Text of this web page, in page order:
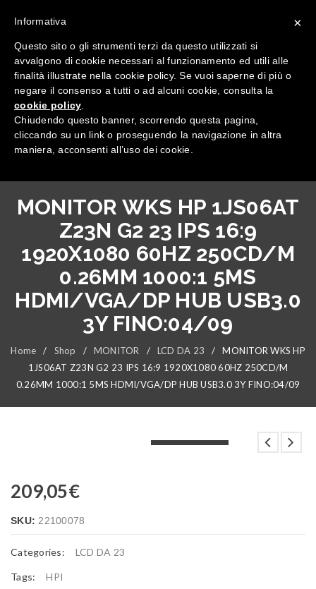
Tutte le categorie
MONITOR WKS HP 1JS06AT
Z23N G2 23 IPS 16:9
1920X1080 60HZ 250CD/M
0.26MM 1000:1 5MS
HDMI/VGA/DP HUB USB3.0
3Y FINO:04/09
Home / Shop / MONITOR / LCD DA 23 /
MONITOR WKS HP
1JS06AT Z23N G2 23 IPS 16:9 1920X1080 60HZ 250CD/M
0.26MM 1000:1 5MS HDMI/VGA/DP HUB USB3.0 3Y FINO:04/09
209,05€
SKU: 22100078
Categories: LCD DA 23
Tags: HPI
×
Informativa
Questo sito o gli strumenti terzi da questo utilizzati si
avvalgono di cookie necessari al funzionamento ed utili alle
finalità illustrate nella cookie policy. Se vuoi saperne di più o
negare il consenso a tutti o ad alcuni cookie, consulta la
cookie policy
Chiudendo questo banner, scorrendo questa pagina,
cliccando su un link o proseguendo la navigazione in altra
maniera, acconsenti all’uso dei cookie.